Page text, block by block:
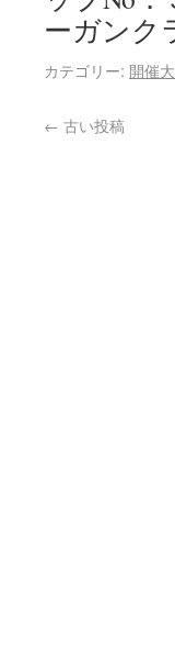
ーガン
カテゴリー: 開催
← 古い投稿